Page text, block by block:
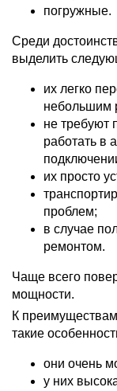
погружные.
Среди
выделить
их легко
небольшим
не требуют
работать в
их просто
проблем;
в случае
ремонтом.
Чаще всего
мощности.
К
такие
они очень
у них